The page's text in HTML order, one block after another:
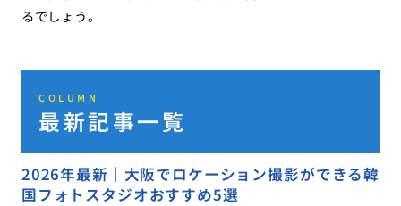
るでしょう。
COLUMN
最新記事一覧
2026年最新｜大阪でロケーション撮影ができる韓
国フォトスタジオおすすめ5選